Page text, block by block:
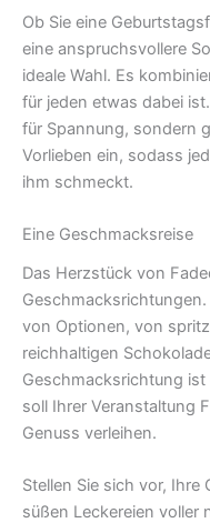
Ob Sie eine
eine anspruchsvollere
ideale Wahl. Es
für jeden etwas dabei
für Spannung, sondern
Vorlieben ein, sodass
ihm schmeckt.
Eine Geschmacksreise
Das Herzstück von
Geschmacksrichtungen.
von Optionen, von
reichhaltigen
Geschmacksrichtung
soll Ihrer Veranstaltung
Genuss verleihen.
Stellen Sie sich vor,
süßen Leckereien voller